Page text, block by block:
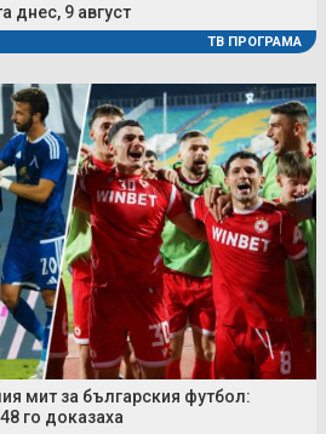
днес, 9 август
ТВ ПРОГРАМА
мит за българския футбол:
го доказаха